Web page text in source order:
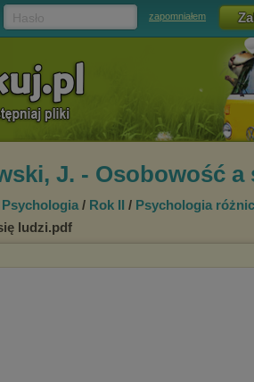
zapomniałem
J. - Osobowość
Psychologia / Rok II / Psychologia
ludzi.pdf